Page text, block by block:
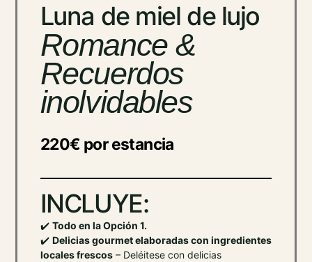
Luna de miel de lujo
Romance &
Recuerdos
inolvidables
220€ por estancia
INCLUYE:
✔️ Todo en la Opción 1.
✔️ Delicias gourmet elaboradas con ingredientes
locales frescos– Deléitese con delicias